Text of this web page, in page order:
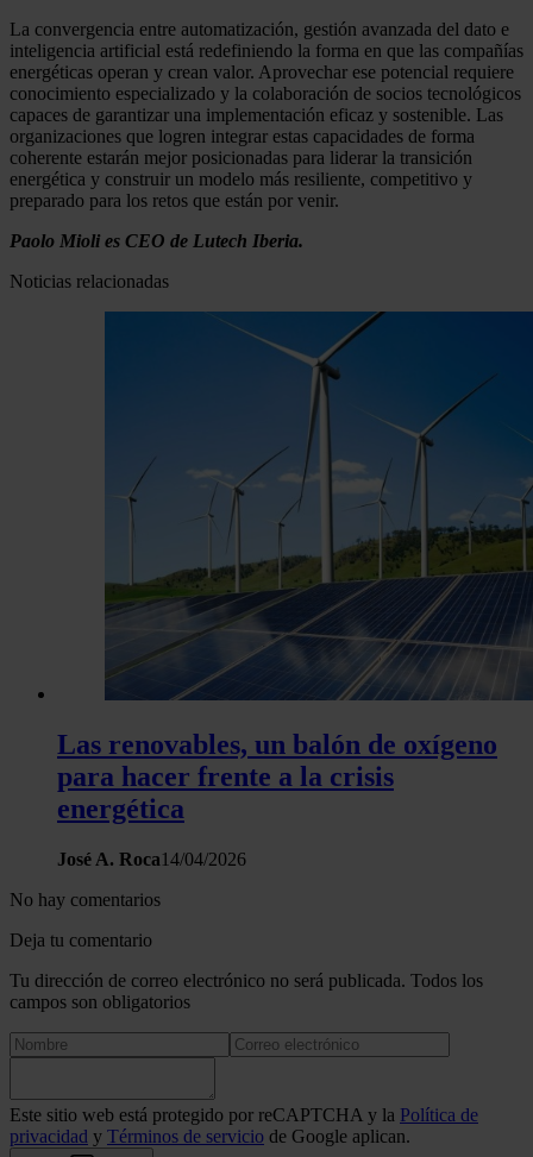
La convergencia entre automatización, gestión avanzada del dato e
inteligencia artificial está redefiniendo la forma en que las compañías
energéticas operan y crean valor. Aprovechar ese potencial requiere
conocimiento especializado y la colaboración de socios tecnológicos
capaces de garantizar una implementación eficaz y sostenible. Las
organizaciones que logren integrar estas capacidades de forma
coherente estarán mejor posicionadas para liderar la transición
energética y construir un modelo más resiliente, competitivo y
preparado para los retos que están por venir.
Paolo Mioli es CEO de Lutech Iberia.
Noticias relacionadas
Las renovables, un balón de oxígeno
para hacer frente a la crisis
energética
José A. Roca14/04/2026
No hay comentarios
Deja tu comentario
Tu dirección de correo electrónico no será publicada. Todos los
campos son obligatorios
Este sitio web está protegido por reCAPTCHA y la Política de
privacidad y Términos de servicio de Google aplican.